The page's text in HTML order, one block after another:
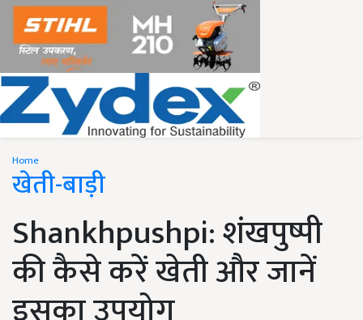
Home
खेती-बाड़ी
Shankhpushpi: शंखपुष्पी
की कैसे करें खेती और जानें